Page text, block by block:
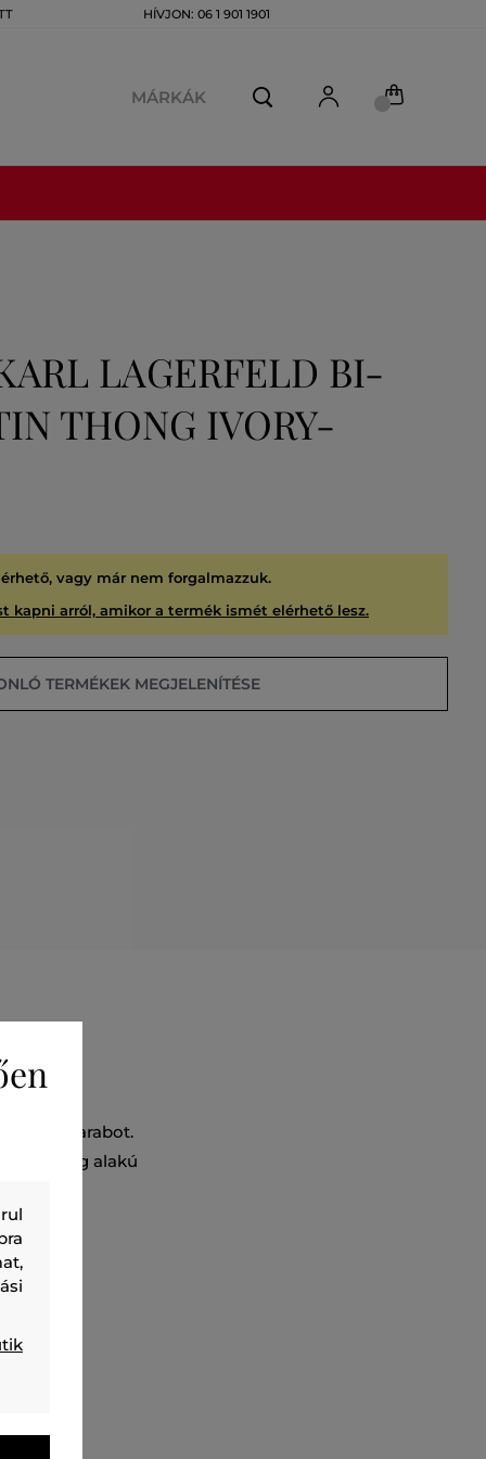
HÍVJON: 06 1 901 1901
MÁRKÁK
LAGERFELD BI-
THONG IVORY-
vagy már nem forgalmazzuk.
kapni arról, amikor a termék ismét elérhető lesz.
TERMÉKEK MEGJELENÍTÉSE
darabot.
alakú